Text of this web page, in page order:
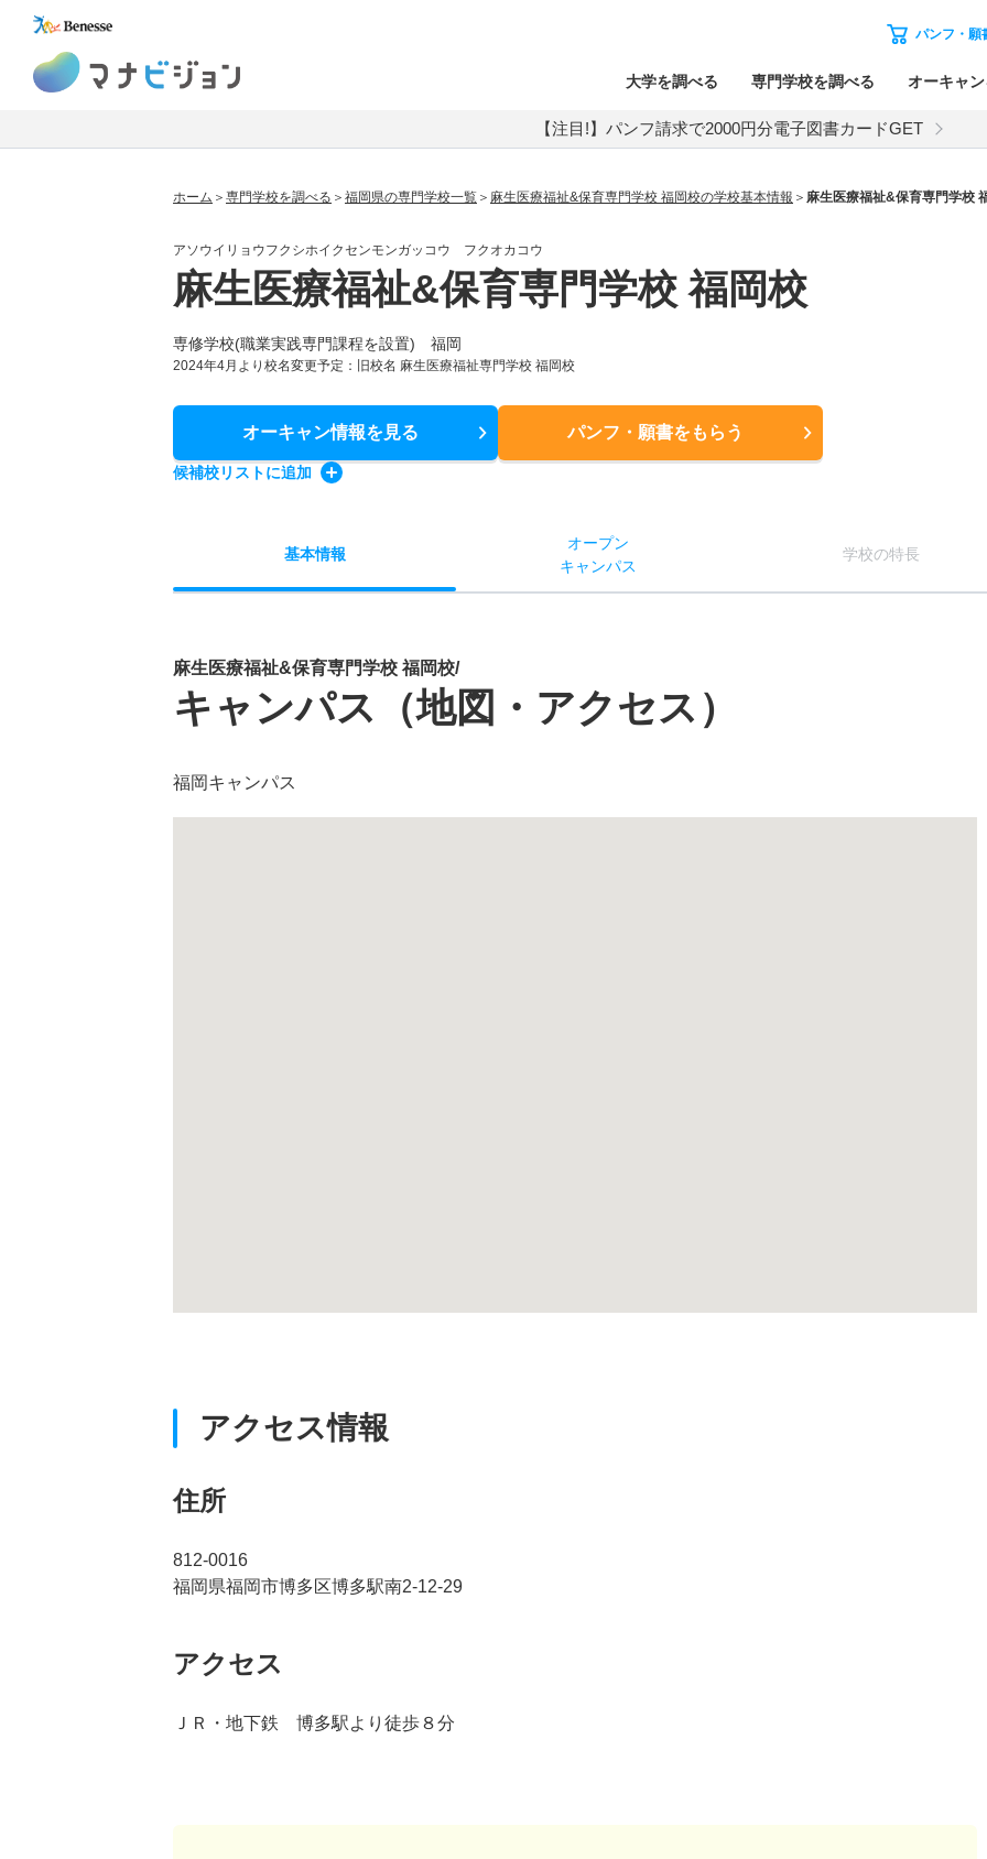
パンフ・願
大学を調べる 専門学校を調べる オーキャ
【注目!】パンフ請求で2000円分電子図書カードGET
ホーム 専門学校を調べる 福岡県の専門学校一覧 麻生医療福祉&保育専門学校 福岡校の学校基本情報 麻生医療福祉&保育専門学校
アソウイリョウフクシホイクセンモンガッコウ フクオカコウ
麻生医療福祉&保育専門学校 福岡校
専修学校(職業実践専門課程を設置) 福岡
2024年4月より校名変更予定：旧校名 麻生医療福祉専門学校 福岡校
オーキャン情報を見る パンフ・願書をもらう
候補校リストに追加
基本情報
オープン
キャンパス
学校の特長
麻生医療福祉&保育専門学校 福岡校/
キャンパス（地図・アクセス）
福岡キャンパス
アクセス情報
住所
812-0016
福岡県福岡市博多区博多駅南2-12-29
アクセス
ＪＲ・地下鉄 博多駅より徒歩８分